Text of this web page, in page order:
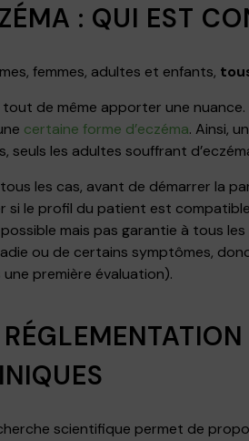
: QUI EST
femmes, adultes et enfants,
tout de même apporter une
certaine forme d’eczéma. Ainsi,
seuls les adultes souffrant
les cas, avant de démarrer la
si le profil du patient est
mais pas garantie à tous
ou de certains symptômes,
une première évaluation).
scientifique permet de